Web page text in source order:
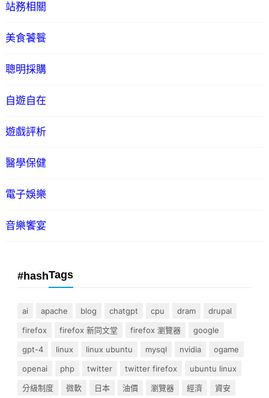
站務相關
美食饕餮
聰明採購
自遊自在
遊戲評析
醫學保健
電子娛樂
音樂饗宴
#hashTags
ai apache blog chatgpt cpu dram
drupal
firefox
firefox 新同文堂 firefox 瀏覽器
google
gpt-4
linux linux ubuntu mysql nvidia
ogame
openai
php twitter twitter firefox
ubuntu linux
分級制度
微軟 日本 油價 瀏覽器 經濟 資安